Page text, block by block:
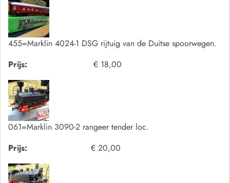
455=Marklin 4024-1 DSG rijtuig van de Duitse spoorwegen.
Prijs:
€ 18,00
061=Marklin 3090-2 rangeer tender loc.
Prijs:
€ 20,00